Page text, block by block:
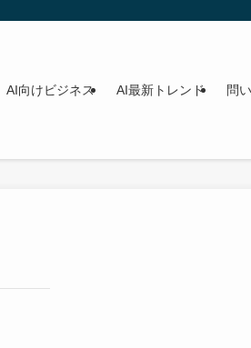
AI向けビジネス AI最新トレンド 問